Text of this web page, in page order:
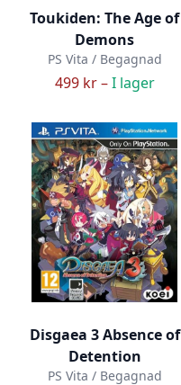
Toukiden: The Age of
Demons
PS Vita / Begagnad
499 kr –I lager
Disgaea 3 Absence of
Detention
PS Vita / Begagnad